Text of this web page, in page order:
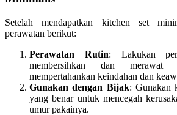
Setelah mendapatkan kitchen set
perawatan berikut:
Perawatan Rutin: Lakukan
membersihkan dan
mempertahankan keindahan dan
Gunakan dengan Bijak: Gunakan
yang benar untuk mencegah
umur pakainya.